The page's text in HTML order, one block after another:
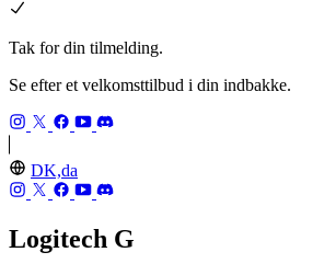
Tak for din tilmelding.
Se efter et velkomsttilbud i din indbakke.
DK,da
Logitech G